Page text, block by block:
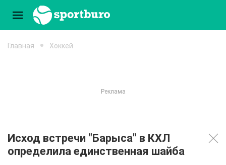
Главная Хоккей
Исход встречи "Барыса" в КХЛ
определила единственная шайба